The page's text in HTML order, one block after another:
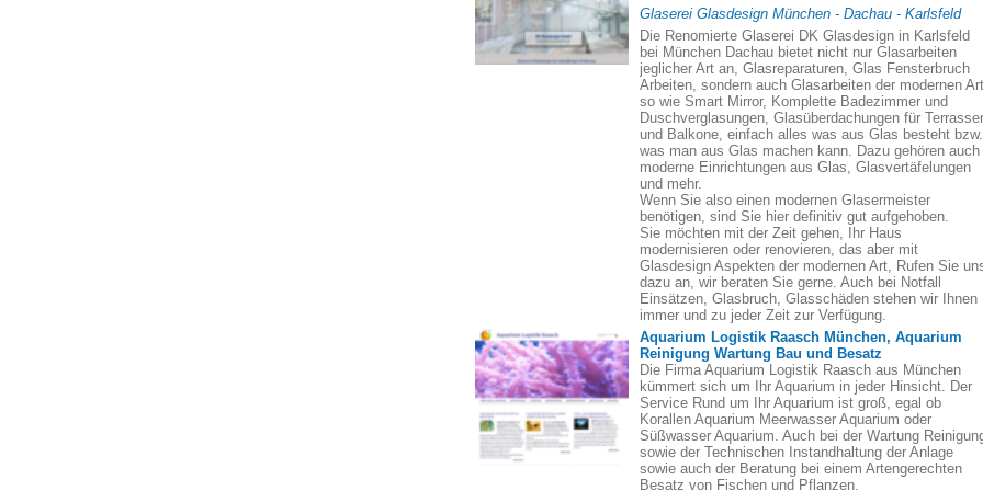
Glaserei Glasdesign München - Dachau - Karlsfeld
Die Renomierte Glaserei DK Glasdesign in Karlsfeld
bei München Dachau bietet nicht nur Glasarbeiten
jeglicher Art an, Glasreparaturen, Glas Fensterbruch
Arbeiten, sondern auch Glasarbeiten der modernen
so wie Smart Mirror, Komplette Badezimmer und
Duschverglasungen, Glasüberdachungen für
und Balkone, einfach alles was aus Glas besteht bzw.
was man aus Glas machen kann. Dazu gehören auch
moderne Einrichtungen aus Glas, Glasvertäfelungen
und mehr.
Wenn Sie also einen modernen Glasermeister
benötigen, sind Sie hier definitiv gut aufgehoben.
Sie möchten mit der Zeit gehen, Ihr Haus
modernisieren oder renovieren, das aber mit
Glasdesign Aspekten der modernen Art, Rufen Sie
dazu an, wir beraten Sie gerne. Auch bei Notfall
Einsätzen, Glasbruch, Glasschäden stehen wir Ihnen
immer und zu jeder Zeit zur Verfügung.
Aquarium Logistik Raasch München, Aquarium
Reinigung Wartung Bau und Besatz
Die Firma Aquarium Logistik Raasch aus München
kümmert sich um Ihr Aquarium in jeder Hinsicht. Der
Service Rund um Ihr Aquarium ist groß, egal ob
Korallen Aquarium Meerwasser Aquarium oder
Süßwasser Aquarium. Auch bei der Wartung
sowie der Technischen Instandhaltung der Anlage
sowie auch der Beratung bei einem Artengerechten
Besatz von Fischen und Pflanzen.